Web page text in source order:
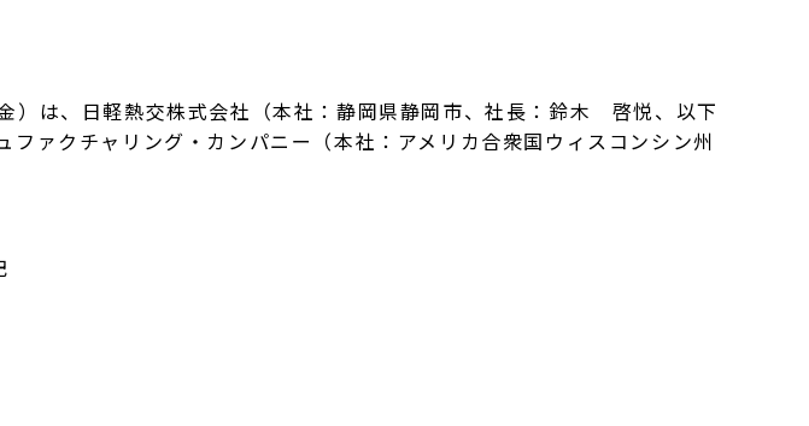
は、日軽熱交株式会社（本社：静岡県静岡市、社長：鈴木 啓悦、以下
ァクチャリング・カンパニー（本社：アメリカ合衆国ウィスコンシン州